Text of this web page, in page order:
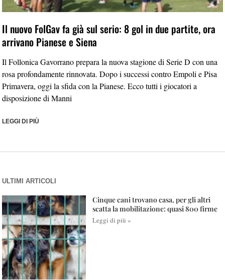
Il nuovo FolGav fa già sul serio: 8 gol in due partite, ora
arrivano Pianese e Siena
Il Follonica Gavorrano prepara la nuova stagione di Serie D con una
rosa profondamente rinnovata. Dopo i successi contro Empoli e Pisa
Primavera, oggi la sfida con la Pianese. Ecco tutti i giocatori a
disposizione di Manni
LEGGI DI PIÙ
ULTIMI ARTICOLI
Cinque cani trovano casa, per gli altri
scatta la mobilitazione: quasi 800 firme
Leggi di più »